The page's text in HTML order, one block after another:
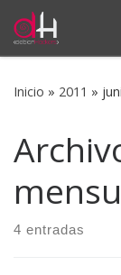
Saltar al
Inicio » 2011 »
4 entradas